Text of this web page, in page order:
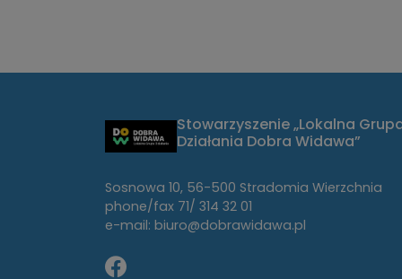
Stowarzyszenie „Lokalna
Działania Dobra Widawa”
Sosnowa 10, 56-500 Stradomia Wierzchnia
phone/fax 71/ 314 32 01
e-mail: biuro@dobrawidawa.pl